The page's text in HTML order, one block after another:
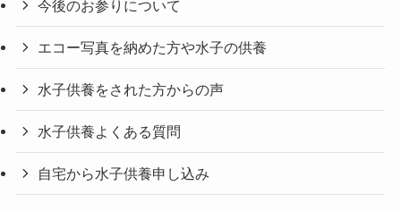
今後のお参りについて
エコー写真を納めた方や水子の供養
水子供養をされた方からの声
水子供養よくある質問
自宅から水子供養申し込み